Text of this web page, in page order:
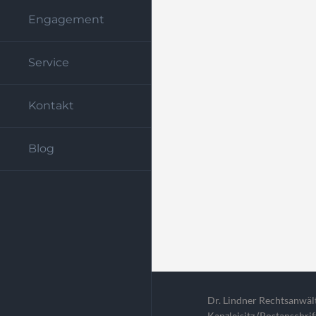
Engagement
Service
Kontakt
Blog
Dr. Lindner